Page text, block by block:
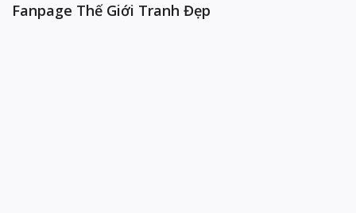
Fanpage Thế Giới Tranh Đẹp